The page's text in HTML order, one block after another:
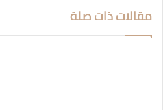
مقالات ذات صلة